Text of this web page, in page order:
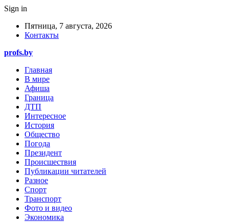
Sign in
Пятница, 7 августа, 2026
Контакты
profs.by
Главная
В мире
Афиша
Граница
ДТП
Интересное
История
Общество
Погода
Президент
Происшествия
Публикации читателей
Разное
Спорт
Транспорт
Фото и видео
Экономика